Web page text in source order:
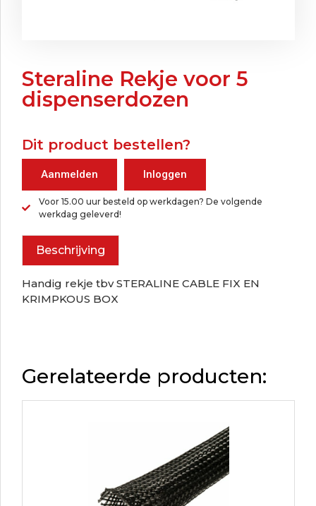
Steraline Rekje voor 5
dispenserdozen
Dit product bestellen?
Aanmelden Inloggen
Voor 15.00 uur besteld op werkdagen? De volgende
werkdag geleverd!
Beschrijving
Handig rekje tbv STERALINE CABLE FIX EN
KRIMPKOUS BOX
Gerelateerde producten: